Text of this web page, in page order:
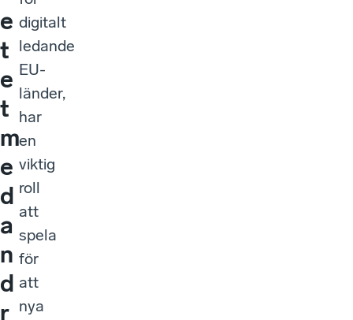
e
t
e
t
m
e
d
a
n
d
r
digitalt
ledande
EU-
länder,
har
en
viktig
roll
att
spela
för
att
nya